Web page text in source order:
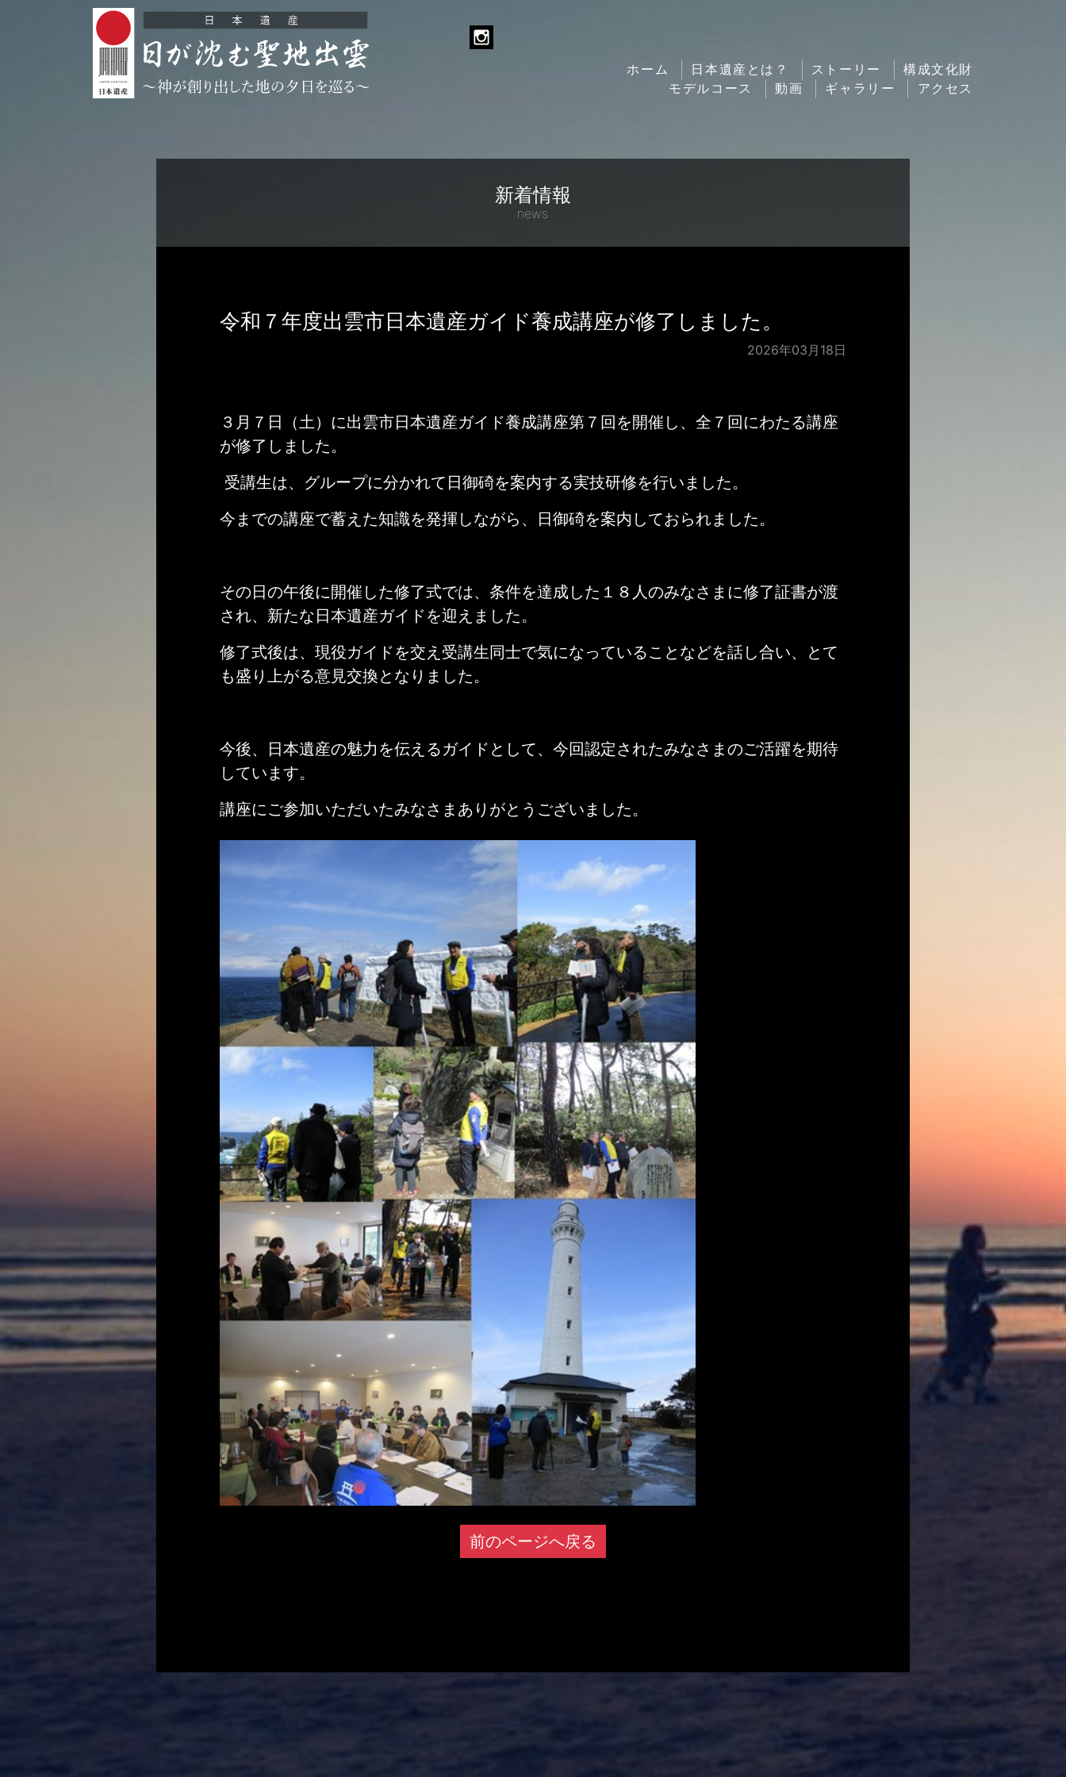
ホーム 日本遺産とは？ ストーリー
構成文化財
モデルコース
動画 ギャラリー アクセス
新着情報
news
令和７年度出雲市日本遺産ガイド養成講座が修了しました。
2026年03月18日
３月７日（土）に出雲市日本遺産ガイド養成講座第７回を開催し、全 ７回にわたる講座
が修了しました。
受講生は、グループに分かれて日御碕を案内する実技研修を行いました。
今までの講座で蓄えた知識を発揮しながら、日御碕を案内しておられました。
その日の午後に開催した修了式では、条件を達成した１８人のみなさまに修了証書が渡
され、新たな日本遺産ガイドを迎えました。
修了式後は、現役ガイドを交え受講生同士で気になっていることなどを話し合い、とて
も盛り上がる意見交換となりました。
今後、日本遺産の魅力を伝えるガイドとして、今回認定されたみなさまのご活躍を期待
しています。
講座にご参加いただいたみなさまありがとうございました。
前のページへ戻る